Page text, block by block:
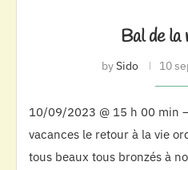
Bal de
bySido 10
10/09/2023 @ 15 h 00 min
vacances le retour à la vie
tous beaux tous bronzés à